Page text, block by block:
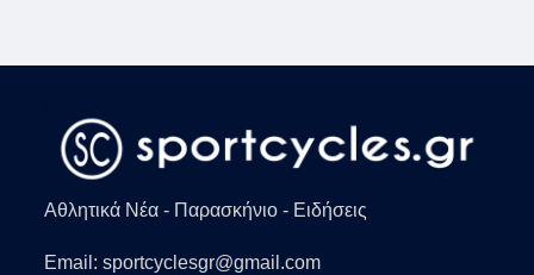
Αθλητικά Νέα - Παρασκήνιο - Ειδήσεις
Email: sportcyclesgr@gmail.com